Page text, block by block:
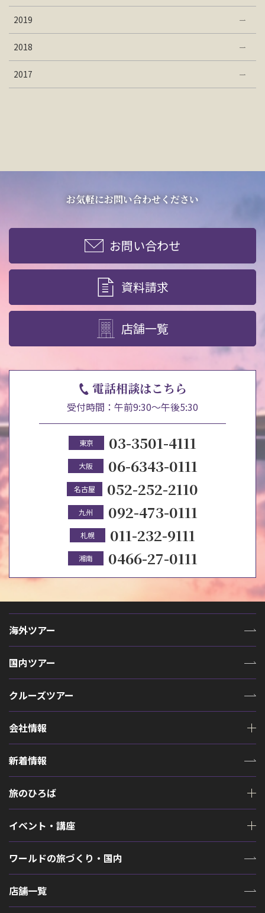
2019
2018
2017
お気軽にお問い合わせください
お問い合わせ
資料請求
店舗一覧
電話相談はこちら
受付時間：午前9:30～午後5:30
東京 03-3501-4111
大阪 06-6343-0111
名古屋 052-252-2110
九州 092-473-0111
札幌 011-232-9111
湘南 0466-27-0111
海外ツアー
国内ツアー
クルーズツアー
会社情報
新着情報
旅のひろば
イベント・講座
ワールドの旅づくり・国内
店舗一覧